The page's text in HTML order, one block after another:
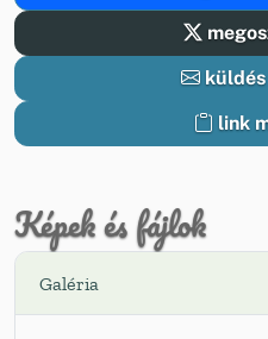
link
Képek és fájlok
Galéria